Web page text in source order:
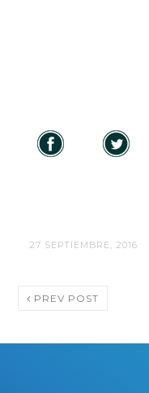
27 SEPTIEMBRE, 2016
PREV POST